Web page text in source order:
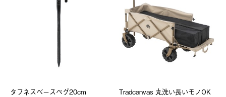
タフネスベースペグ20cm
Tradcanvas 丸洗い長いモノOK